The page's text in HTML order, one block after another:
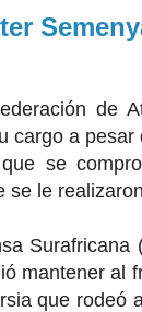
de
cargo a
se
se le
mantener al
que rodeó